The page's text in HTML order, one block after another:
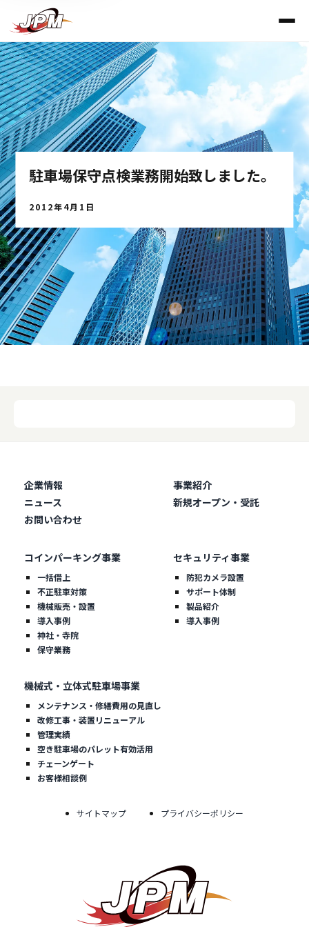
駐車場保守点検業務開始致しました。
2012年4月1日
企業情報
事業紹介
ニュース
新規オープン・受託
お問い合わせ
コインパーキング事業
一括借上
不正駐車対策
機械販売・設置
導入事例
神社・寺院
保守業務
セキュリティ事業
防犯カメラ設置
サポート体制
製品紹介
導入事例
機械式・立体式駐車場事業
メンテナンス・修繕費用の見直し
改修工事・装置リニューアル
管理実績
空き駐車場のパレット有効活用
チェーンゲート
お客様相談例
サイトマップ プライバシーポリシー